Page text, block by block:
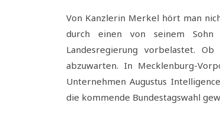
Von Kanzlerin Merkel hört man
durch einen von seinem Sohn
Landesregierung vorbelastet.
abzuwarten. In Mecklenburg-
Unternehmen Augustus
die kommende Bundestagswahl